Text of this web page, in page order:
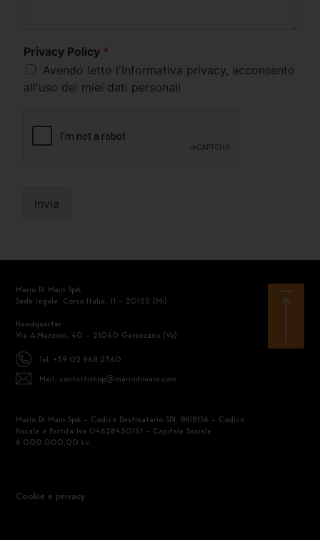
Privacy Policy *
Avendo letto l'Informativa privacy, acconsento
all'uso dei miei dati personali
Invia
Mario Di Maio SpA
Sede legale: Corso Italia, 11 – 20122 (Mi)
Headquarter
Via A.Manzoni, 40 – 21040 Gerenzano (Va)
Tel. +39.02.968.2360
Mail: contattishop@mariodimaio.com
Mario Di Maio SpA – Codice Destinatario SDI: 8KI81S6 – Codice
fiscale e Partita Iva 04628430151 – Capitale Sociale
6.000.000,00 i.v.
Cookie e privacy